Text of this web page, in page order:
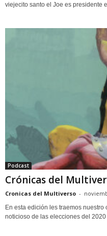
viejecito santo el Joe es presidente
Podcast
Crónicas del
Cronicas del Multiverso -
En esta edición les traemos
noticioso de las elecciones del 2020